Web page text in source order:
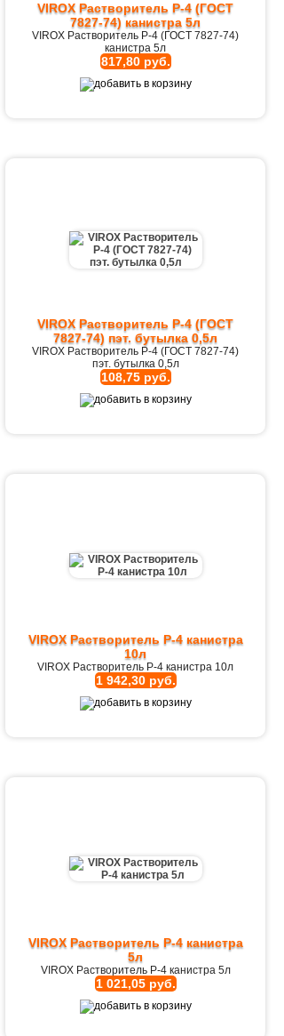
VIROX Растворитель Р-4 (ГОСТ
7827-74) канистра 5л
VIROX Растворитель Р-4 (ГОСТ 7827-74)
канистра 5л
817,80 руб.
VIROX Растворитель Р-4 (ГОСТ
7827-74) пэт. бутылка 0,5л
VIROX Растворитель Р-4 (ГОСТ 7827-74)
пэт. бутылка 0,5л
108,75 руб.
VIROX Растворитель Р-4 канистра
10л
VIROX Растворитель Р-4 канистра 10л
1 942,30 руб.
VIROX Растворитель Р-4 канистра
5л
VIROX Растворитель Р-4 канистра 5л
1 021,05 руб.